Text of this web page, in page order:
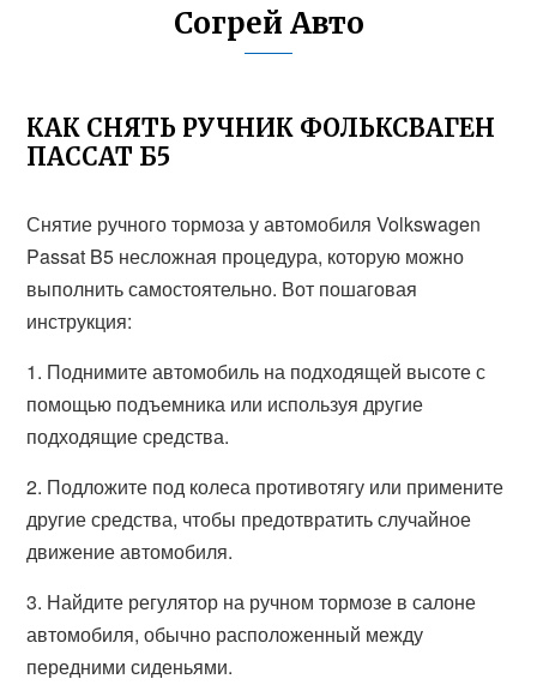
Согрей Авто
КАК СНЯТЬ РУЧНИК ФОЛЬКСВАГЕН
ПАССАТ Б5
Снятие ручного тормоза у автомобиля Volkswagen
Passat B5 несложная процедура, которую можно
выполнить самостоятельно. Вот пошаговая
инструкция:
1. Поднимите автомобиль на подходящей высоте с
помощью подъемника или используя другие
подходящие средства.
2. Подложите под колеса противотягу или примените
другие средства, чтобы предотвратить случайное
движение автомобиля.
3. Найдите регулятор на ручном тормозе в салоне
автомобиля, обычно расположенный между
передними сиденьями.